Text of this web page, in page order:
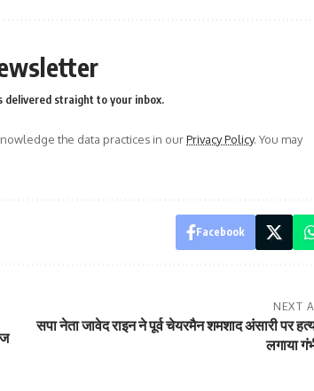
delivered straight to your inbox.
the data practices in ourPrivacy Policy. You may
Facebook
NEXT
सपा नेता जावेद राइन ने पूर्व चेयरमैन शमशाद अंसारी पर
लगाया